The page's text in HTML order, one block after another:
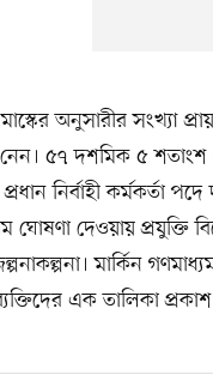
অনুসারীর সংখ্যা
৫৭ দশমিক ৫ শতাংশ
প্রধান নির্বাহী
দেওয়ায় প্রযুক্তি
মার্কিন
এক তালিকা